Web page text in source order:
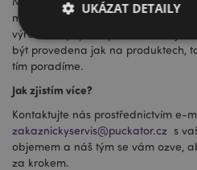
modelářů v Číně, kteří vyvinou
výrobcem připraví produkt tak, jak
být provedena jak na produktech,
tím poradíme.
Jak zjistím více?
Kontaktujte nás prostřednictvím e-
zakaznickyservis@puckator.cz s
objemem a náš tým se vám ozve,
za krokem.
UKÁZAT DETAILY
Bezpodmínečně nutné
Nezbytně nutné soubory
funkce webových stránek,
uživatele a správa účtu. Bez